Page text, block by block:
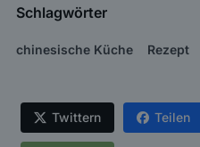
Schlagwörter
chinesische Küche Rezept
Twittern Teilen